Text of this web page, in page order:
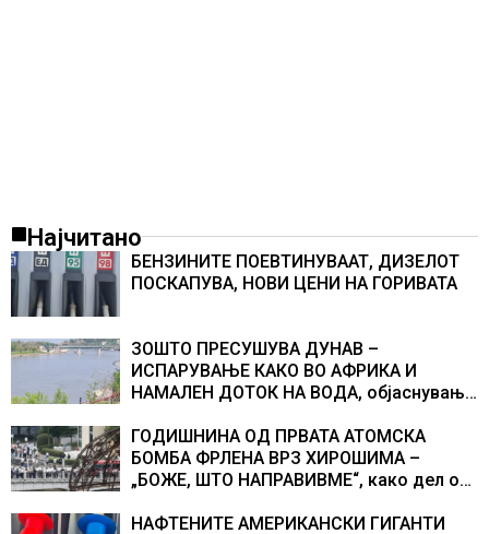
Најчитано
БЕНЗИНИТЕ ПОЕВТИНУВААТ, ДИЗЕЛОТ
ПОСКАПУВА, НОВИ ЦЕНИ НА ГОРИВАТА
ЗОШТО ПРЕСУШУВА ДУНАВ –
ИСПАРУВАЊЕ КАКО ВО АФРИКА И
НАМАЛЕН ДОТОК НА ВОДА, објаснување
ГОДИШНИНА ОД ПРВАТА АТОМСКА
БОМБА ФРЛЕНА ВРЗ ХИРОШИМА –
„БОЖЕ, ШТО НАПРАВИВМЕ“, како дел од
учесниците во бомбардирањето го
НАФТЕНИТЕ АМЕРИКАНСКИ ГИГАНТИ